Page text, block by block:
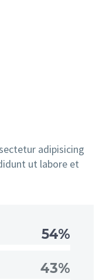
adipisicing
ut labore et
54%
43%